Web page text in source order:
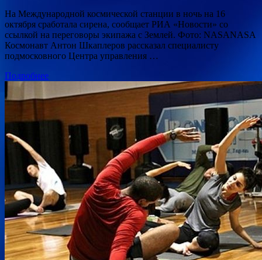
На Международной космической станции в ночь на 16
октября сработала сирена, сообщает РИА «Новости» со
ссылкой на переговоры экипажа с Землей. Фото: NASANASA
Космонавт Антон Шкаплеров рассказал специалисту
подмосковного Центра управления …
Подробнее